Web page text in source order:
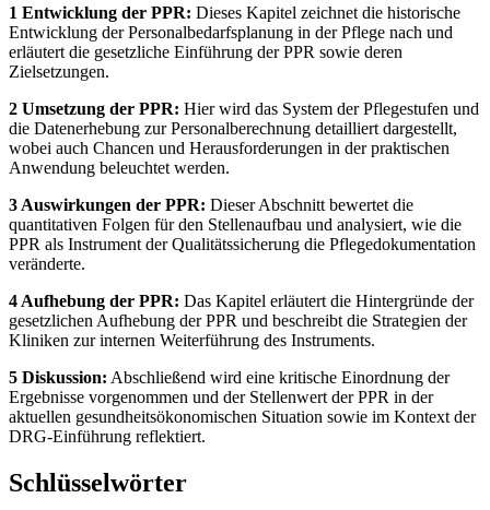
1 Entwicklung der PPR: Dieses Kapitel zeichnet die historische
Entwicklung der Personalbedarfsplanung in der Pflege nach und
erläutert die gesetzliche Einführung der PPR sowie deren
Zielsetzungen.
2 Umsetzung der PPR: Hier wird das System der Pflegestufen und
die Datenerhebung zur Personalberechnung detailliert dargestellt,
wobei auch Chancen und Herausforderungen in der praktischen
Anwendung beleuchtet werden.
3 Auswirkungen der PPR: Dieser Abschnitt bewertet die
quantitativen Folgen für den Stellenaufbau und analysiert, wie die
PPR als Instrument der Qualitätssicherung die Pflegedokumentation
veränderte.
4 Aufhebung der PPR: Das Kapitel erläutert die Hintergründe der
gesetzlichen Aufhebung der PPR und beschreibt die Strategien der
Kliniken zur internen Weiterführung des Instruments.
5 Diskussion: Abschließend wird eine kritische Einordnung der
Ergebnisse vorgenommen und der Stellenwert der PPR in der
aktuellen gesundheitsökonomischen Situation sowie im Kontext der
DRG-Einführung reflektiert.
Schlüsselwörter